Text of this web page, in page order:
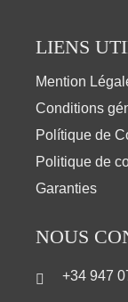
LIENS
Mention
Conditions
Polítique de
Politique de
Garanties
NOUS
+34 947